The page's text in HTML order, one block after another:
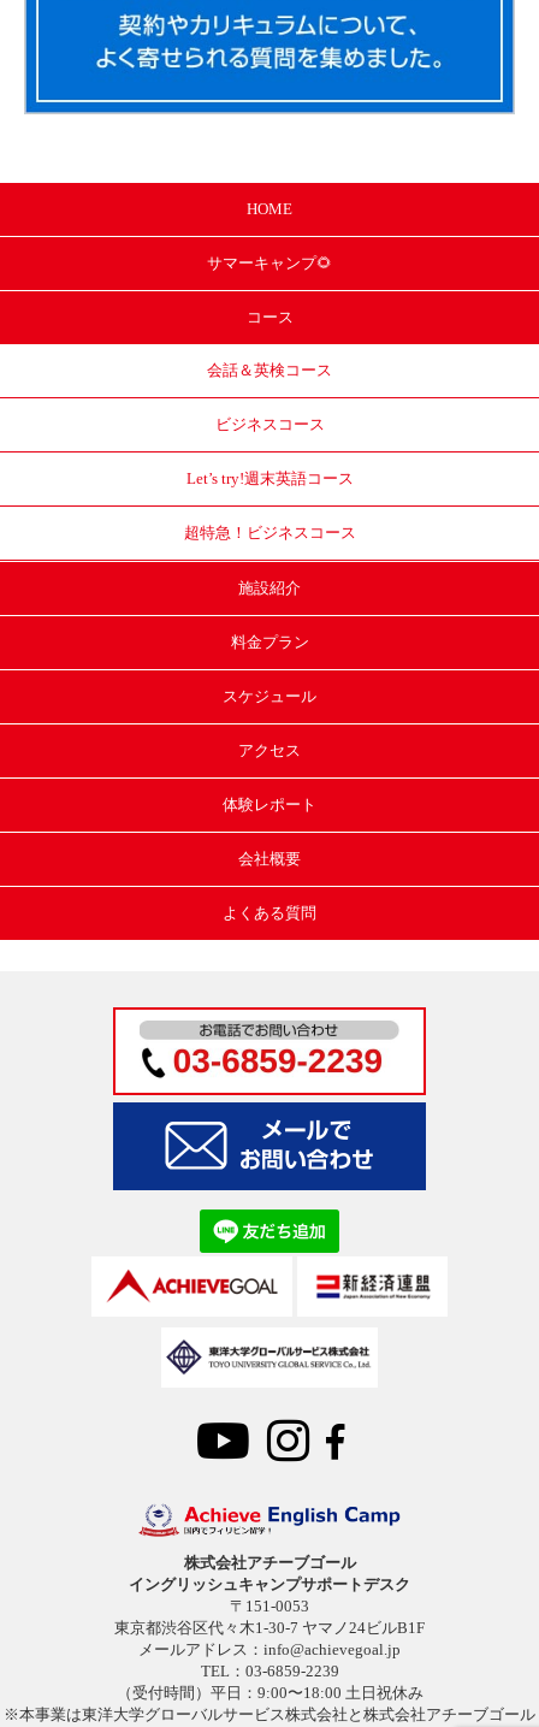
HOME
サマーキャンプ🌻
コース
会話＆英検コース
ビジネスコース
Let’s try!週末英語コース
超特急！ ビジネスコース
施設紹介
料金プラン
スケジュール
アクセス
体験レポート
会社概要
よくある質問
株式会社アチーブゴール
イングリッシュキャンプサポートデスク
〒151-0053
東京都渋谷区代々木1-30-7 ヤマノ24ビルB1F
メールアドレス： info@achievegoal.jp
TEL：03-6859-2239
（受付時間）平日：9:00〜18:00 土日祝休み
※本事業は東洋大学グローバルサービス株式会社と株式会社アチーブゴール